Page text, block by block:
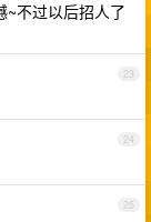
~不过以后招人了
23
24
25